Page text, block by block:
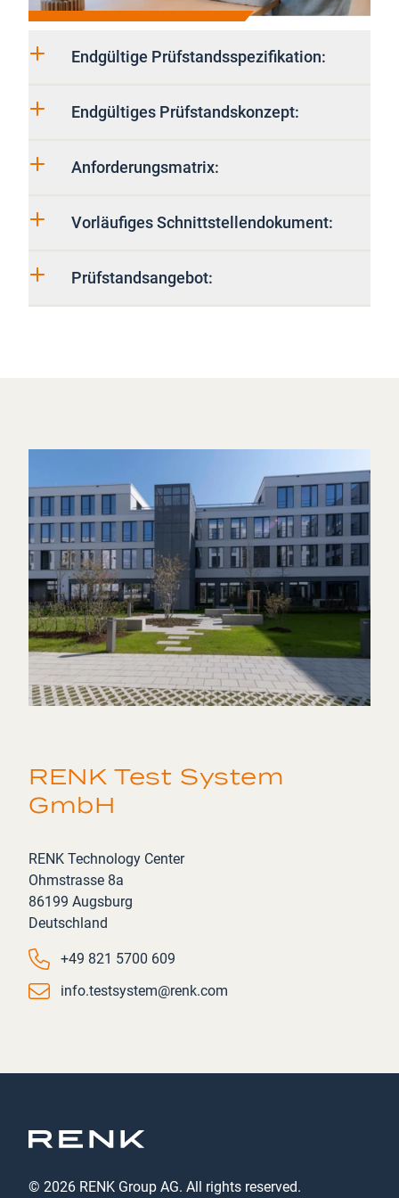
Endgültige Prüfstandsspezifikation:
Endgültiges Prüfstandskonzept:
Anforderungsmatrix:
Vorläufiges Schnittstellendokument:
Prüfstandsangebot:
RENK Test System
GmbH
Address
RENK Technology Center
Ohmstrasse 8a
86199 Augsburg
Deutschland
+49 821 5700 609
Email
info.testsystem@renk.com
© 2026 RENK Group AG. All rights reserved.